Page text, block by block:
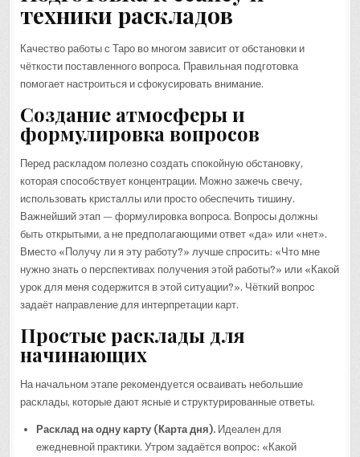
техники раскладов
Качество работы с Таро во многом зависит от обстановки и
чёткости поставленного вопроса. Правильная подготовка
помогает настроиться и сфокусировать внимание.
Создание атмосферы и
формулировка вопросов
Перед раскладом полезно создать спокойную обстановку,
которая способствует концентрации. Можно зажечь свечу,
использовать кристаллы или просто обеспечить тишину.
Важнейший этап — формулировка вопроса. Вопросы должны
быть открытыми, а не предполагающими ответ «да» или «нет».
Вместо «Получу ли я эту работу?» лучше спросить: «Что мне
нужно знать о перспективах получения этой работы?» или «Какой
урок для меня содержится в этой ситуации?». Чёткий вопрос
задаёт направление для интерпретации карт.
Простые расклады для
начинающих
На начальном этапе рекомендуется осваивать небольшие
расклады, которые дают ясные и структурированные ответы.
Расклад на одну карту (Карта дня). Идеален для
ежедневной практики. Утром задаётся вопрос: «Какой